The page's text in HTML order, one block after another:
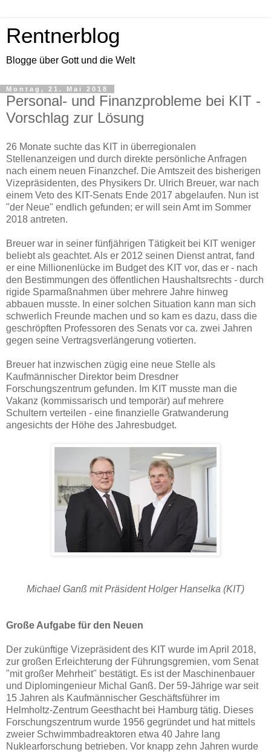
Rentnerblog
Blogge über Gott und die Welt
Montag, 21. Mai 2018
Personal- und Finanzprobleme bei KIT -
Vorschlag zur Lösung
26 Monate suchte das KIT in überregionalen
Stellenanzeigen und durch direkte persönliche Anfragen
nach einem neuen Finanzchef. Die Amtszeit des bisherigen
Vizepräsidenten, des Physikers Dr. Ulrich Breuer, war nach
einem Veto des KIT-Senats Ende 2017 abgelaufen. Nun ist
"der Neue" endlich gefunden; er will sein Amt im Sommer
2018 antreten.
Breuer war in seiner fünfjährigen Tätigkeit bei KIT weniger
beliebt als geachtet. Als er 2012 seinen Dienst antrat, fand
er eine Millionenlücke im Budget des KIT vor, das er - nach
den Bestimmungen des öffentlichen Haushaltsrechts - durch
rigide Sparmaßnahmen über mehrere Jahre hinweg
abbauen musste. In einer solchen Situation kann man sich
schwerlich Freunde machen und so kam es dazu, dass die
geschröpften Professoren des Senats vor ca. zwei Jahren
gegen seine Vertragsverlängerung votierten.
Breuer hat inzwischen zügig eine neue Stelle als
Kaufmännischer Direktor beim Dresdner
Forschungszentrum gefunden. Im KIT musste man die
Vakanz (kommissarisch und temporär) auf mehrere
Schultern verteilen - eine finanzielle Gratwanderung
angesichts der Höhe des Jahresbudget.
Michael Ganß mit Präsident Holger Hanselka (KIT)
Große Aufgabe für den Neuen
Der zukünftige Vizepräsident des KIT wurde im April 2018,
zur großen Erleichterung der Führungsgremien, vom Senat
"mit großer Mehrheit" bestätigt. Es ist der Maschinenbauer
und Diplomingenieur Michal Ganß. Der 59-Jährige war seit
15 Jahren als Kaufmännischer Geschäftsführer im
Helmholtz-Zentrum Geesthacht bei Hamburg tätig. Dieses
Forschungszentrum wurde 1956 gegründet und hat mittels
zweier Schwimmbadreaktoren etwa 40 Jahre lang
Nuklearforschung betrieben. Vor knapp zehn Jahren wurde